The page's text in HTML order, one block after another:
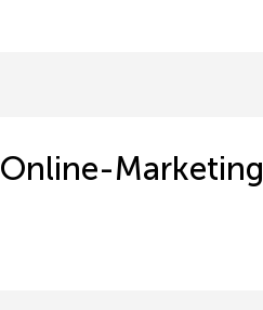
Online-Marketing